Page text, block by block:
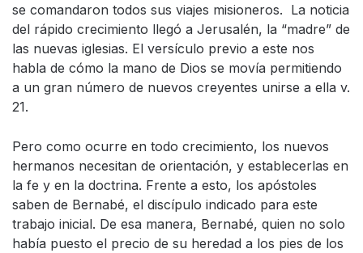
se comandaron todos sus viajes misioneros. La noticia
del rápido crecimiento llegó a Jerusalén, la “madre” de
las nuevas iglesias. El versículo previo a este nos
habla de cómo la mano de Dios se movía permitiendo
a un gran número de nuevos creyentes unirse a ella v.
21.
Pero como ocurre en todo crecimiento, los nuevos
hermanos necesitan de orientación, y establecerlas en
la fe y en la doctrina. Frente a esto, los apóstoles
saben de Bernabé, el discípulo indicado para este
trabajo inicial. De esa manera, Bernabé, quien no solo
había puesto el precio de su heredad a los pies de los